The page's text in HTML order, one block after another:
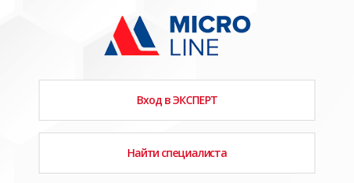
Вход в ЭКСПЕРТ
Найти специалиста